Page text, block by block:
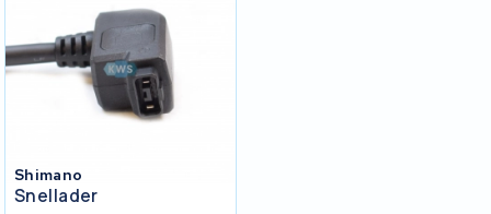
Shimano
Snellader